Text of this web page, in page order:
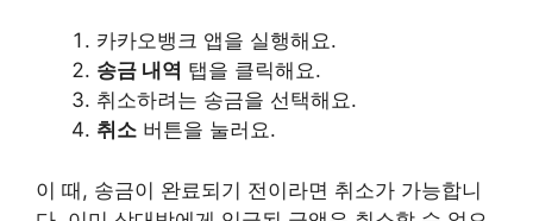
카카오뱅크 앱을 실행해요.
송금 내역 탭을 클릭해요.
취소하려는 송금을 선택해요.
취소 버튼을 눌러요.
이 때, 송금이 완료되기 전이라면 취소가 가능합니